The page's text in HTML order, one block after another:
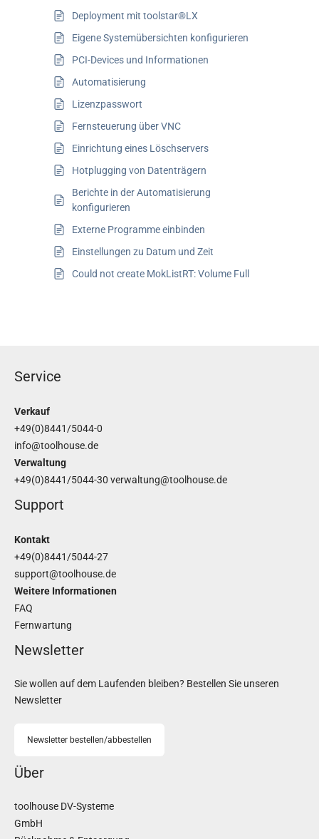
Deployment mit toolstar®LX
Eigene Systemübersichten konfigurieren
PCI-Devices und Informationen
Automatisierung
Lizenzpasswort
Fernsteuerung über VNC
Einrichtung eines Löschservers
Hotplugging von Datenträgern
Berichte in der Automatisierung
konfigurieren
Externe Programme einbinden
Einstellungen zu Datum und Zeit
Could not create MokListRT: Volume Full
Service
Verkauf
+49(0)8441/5044-0
info@toolhouse.de
Verwaltung
+49(0)8441/5044-30 verwaltung@toolhouse.de
Support
Kontakt
+49(0)8441/5044-27
support@toolhouse.de
Weitere Informationen
FAQ
Fernwartung
Newsletter
Sie wollen auf dem Laufenden bleiben? Bestellen Sie unseren
Newsletter
Newsletter bestellen/abbestellen
Über
toolhouse DV-Systeme
GmbH